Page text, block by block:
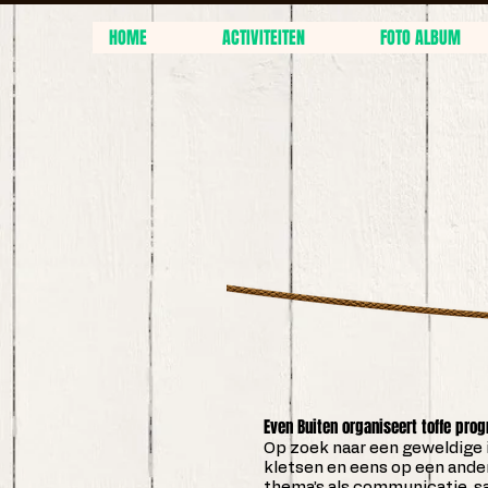
HOME ACTIVITEITEN FOTO ALBUM
Even Buiten organiseert toffe
Op zoek naar een
kletsen en eens op een